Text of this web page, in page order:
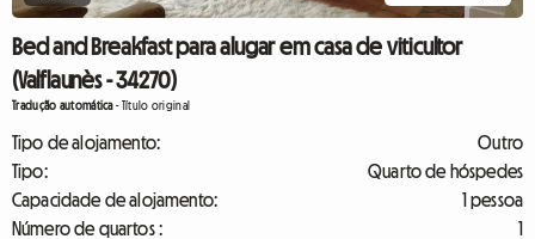
Bed and Breakfast para alugar em casa de viticultor
(Valflaunès - 34270)
Tradução automática-Título original
Tipo de alojamento:
Outro
Tipo:
Quarto de hóspedes
Capacidade de alojamento:
1 pessoa
Número de quartos :
1